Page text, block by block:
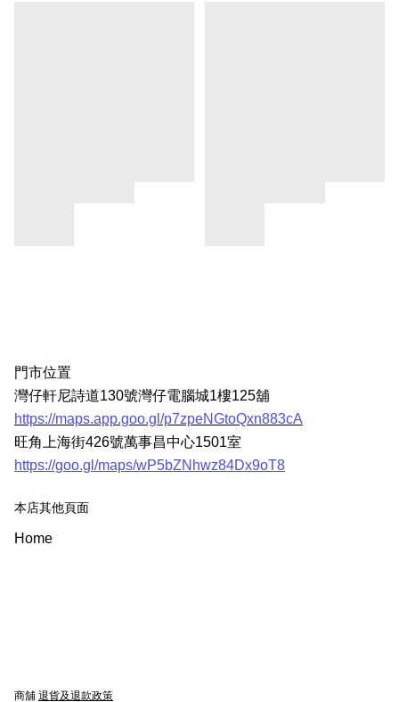
門市位置
灣仔軒尼詩道130號灣仔電腦城1樓125舖
https://maps.app.goo.gl/p7zpeNGtoQxn883cA
旺角上海街426號萬事昌中心1501室
https://goo.gl/maps/wP5bZNhwz84Dx9oT8
本店其他頁面
Home
商舖 退貨及退款政策